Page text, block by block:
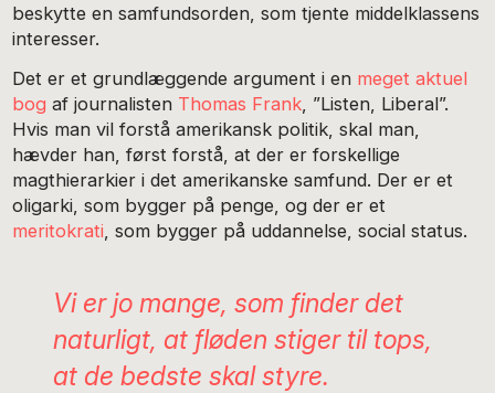
beskytte en samfundsorden, som tjente middelklassens
interesser.
Det er et grundlæggende argument i en meget aktuel
bog af journalisten Thomas Frank, ”Listen, Liberal”.
Hvis man vil forstå amerikansk politik, skal man,
hævder han, først forstå, at der er forskellige
magthierarkier i det amerikanske samfund. Der er et
oligarki, som bygger på penge, og der er et
meritokrati, som bygger på uddannelse, social status.
Vi er jo mange, som finder det
naturligt, at fløden stiger til tops,
at de bedste skal styre.